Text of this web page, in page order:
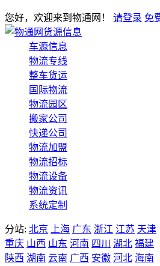
您好，欢迎来到物通网！ 请登录 免
货源信息
车源信息
物流专线
整车货运
国际物流
物流园区
搬家公司
快递公司
物流加盟
物流招标
物流设备
物流资讯
系统定制
分站: 北京 上海 广东 浙江 江苏 天津
重庆 山西 山东 河南 四川 湖北 福建
陕西 湖南 云南 广西 安徽 河北 海南